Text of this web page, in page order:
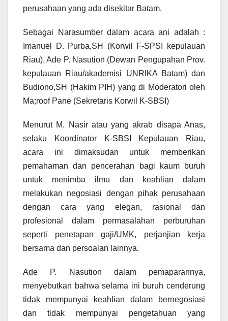
perusahaan yang ada disekitar Batam.
Sebagai Narasumber dalam acara ani adalah :
Imanuel D. Purba,SH (Korwil F-SPSI kepulauan
Riau), Ade P. Nasution (Dewan Pengupahan Prov.
kepulauan Riau/akademisi UNRIKA Batam) dan
Budiono,SH (Hakim PIH) yang di Moderatori oleh
Ma;roof Pane (Sekretaris Korwil K-SBSI)
Menurut M. Nasir atau yang akrab disapa Anas,
selaku Koordinator K-SBSI Kepulauan Riau,
acara ini dimaksudan untuk memberikan
pemahaman dan pencerahan bagi kaum buruh
untuk menimba ilmu dan keahlian dalam
melakukan negosiasi dengan pihak perusahaan
dengan cara yang elegan, rasional dan
profesional dalam permasalahan perburuhan
seperti penetapan gaji/UMK, perjanjian kerja
bersama dan persoalan lainnya.
Ade P. Nasution dalam pemaparannya,
menyebutkan bahwa selama ini buruh cenderung
tidak mempunyai keahlian dalam bernegosiasi
dan tidak mempunyai pengetahuan yang